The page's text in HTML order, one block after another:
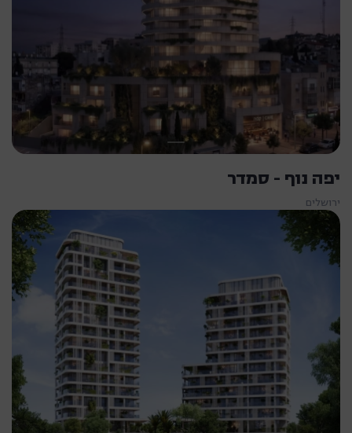
יפה נוף - סמדר
ירושלים